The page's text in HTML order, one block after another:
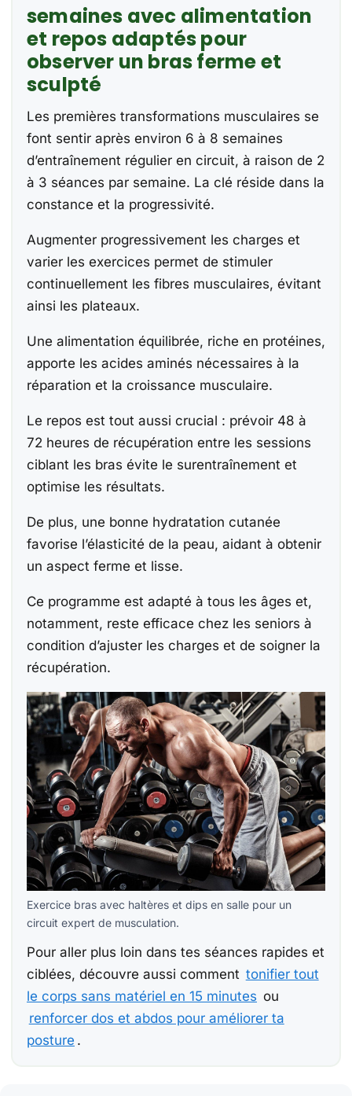
semaines avec alimentation
et repos adaptés pour
observer un bras ferme et
sculpté
Les premières transformations musculaires se
font sentir après environ 6 à 8 semaines
d’entraînement régulier en circuit, à raison de 2
à 3 séances par semaine. La clé réside dans la
constance et la progressivité.
Augmenter progressivement les charges et
varier les exercices permet de stimuler
continuellement les fibres musculaires, évitant
ainsi les plateaux.
Une alimentation équilibrée, riche en protéines,
apporte les acides aminés nécessaires à la
réparation et la croissance musculaire.
Le repos est tout aussi crucial : prévoir 48 à
72 heures de récupération entre les sessions
ciblant les bras évite le surentraînement et
optimise les résultats.
De plus, une bonne hydratation cutanée
favorise l’élasticité de la peau, aidant à obtenir
un aspect ferme et lisse.
Ce programme est adapté à tous les âges et,
notamment, reste efficace chez les seniors à
condition d’ajuster les charges et de soigner la
récupération.
Exercice bras avec haltères et dips en salle pour un
circuit expert de musculation.
Pour aller plus loin dans tes séances rapides et
ciblées, découvre aussi comment tonifier tout
le corps sans matériel en 15 minutes ou
renforcer dos et abdos pour améliorer ta
posture .